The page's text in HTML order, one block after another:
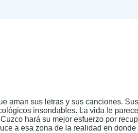
aman sus letras y sus canciones.
insondables. La vida le
hará su mejor esfuerzo por
a esa zona de la realidad en